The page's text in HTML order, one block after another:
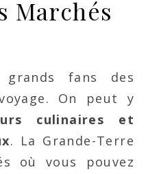
Marchés
grands fans des
On peut y
culinaires et
. La Grande-Terre
où vous pouvez